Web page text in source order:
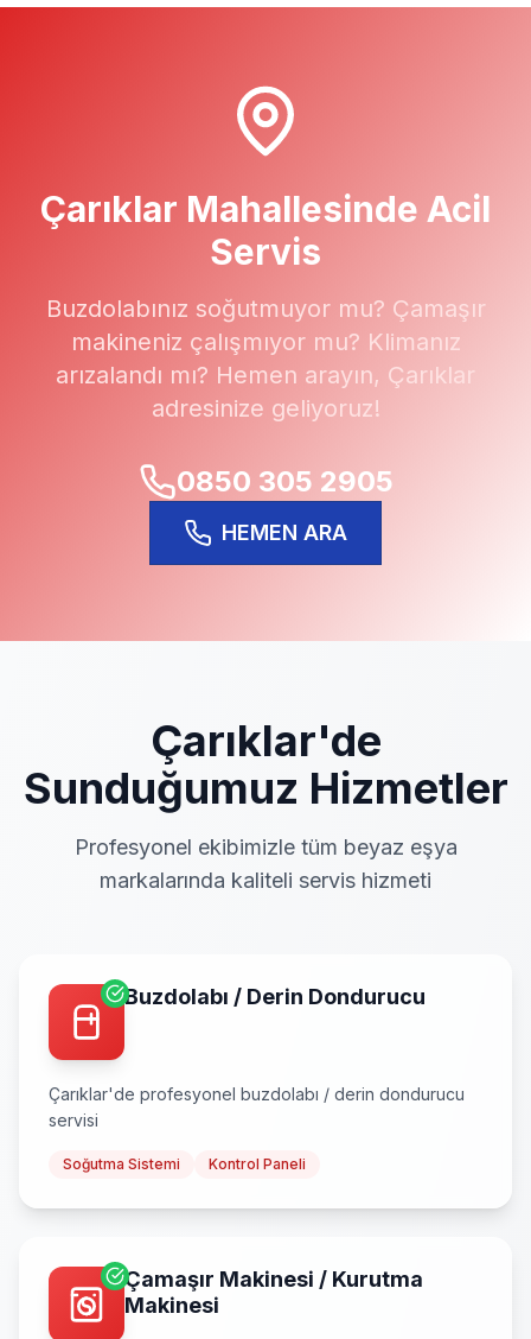
Çarıklar Mahallesinde Acil
Servis
Buzdolabınız soğutmuyor mu? Çamaşır
makineniz çalışmıyor mu? Klimanız
arızalandı mı? Hemen arayın, Çarıklar
adresinize geliyoruz!
0850 305 2905
HEMEN ARA
Çarıklar'de
Sunduğumuz Hizmetler
Profesyonel ekibimizle tüm beyaz eşya
markalarında kaliteli servis hizmeti
Buzdolabı / Derin Dondurucu
Çarıklar'de profesyonel buzdolabı / derin dondurucu
servisi
Soğutma Sistemi Kontrol Paneli
Çamaşır Makinesi / Kurutma
Makinesi